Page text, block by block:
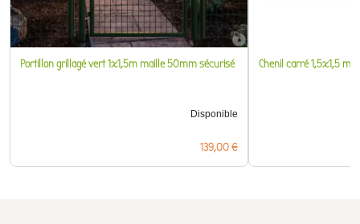
Portillon grillagé vert 1x1,5m maille 50mm sécurisé
Disponible
Prix
139,00 €
Chenil carré 1,5x1,5 m